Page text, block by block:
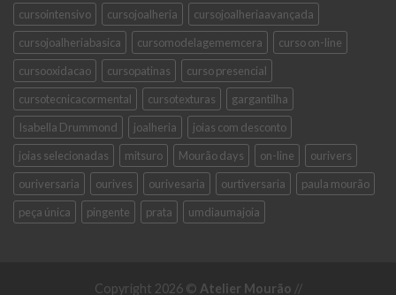
cursointensivo
cursojoalheria
cursojoalheriaavançada
cursojoalheriabasica
cursomodelagememcera
curso on-line
cursooxidacao
cursopatinas
curso presencial
cursotecnicacormental
cursotexturas
gargantilha
Isabella Drummond
joalheria
joias com desconto
joias selecionadas
mitsuro Mourão days on-line
ourivers
ouriversaria
ourives ourivesaria ourtiversaria
paula mourão
peça única
pingente prata umdiaumajoia
Copyright 2026 © Atelier Mourão //